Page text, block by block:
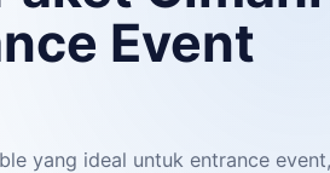
Event
yang ideal untuk entrance